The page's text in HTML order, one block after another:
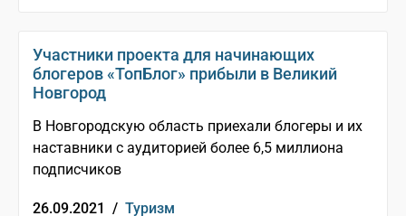
Участники проекта для начинающих
блогеров «ТопБлог» прибыли в Великий
Новгород
В Новгородскую область приехали блогеры и их
наставники с аудиторией более 6,5 миллиона
подписчиков
26.09.2021 / Туризм